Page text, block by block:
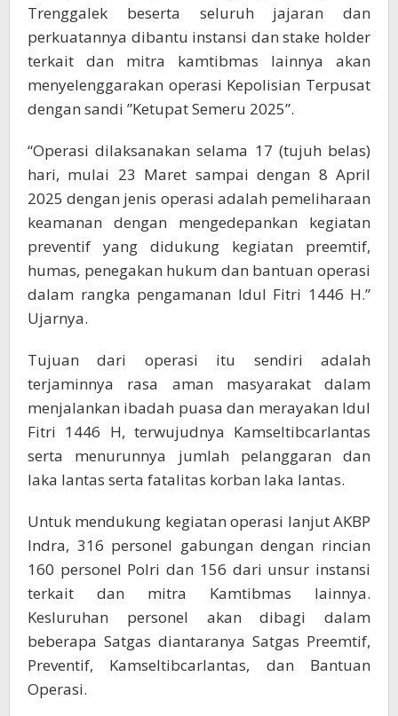
Trenggalek beserta seluruh jajaran dan
perkuatannya dibantu instansi dan stake holder
terkait dan mitra kamtibmas lainnya akan
menyelenggarakan operasi Kepolisian Terpusat
dengan sandi ”Ketupat Semeru 2025”.
“Operasi dilaksanakan selama 17 (tujuh belas)
hari, mulai 23 Maret sampai dengan 8 April
2025 dengan jenis operasi adalah pemeliharaan
keamanan dengan mengedepankan kegiatan
preventif yang didukung kegiatan preemtif,
humas, penegakan hukum dan bantuan operasi
dalam rangka pengamanan Idul Fitri 1446 H.”
Ujarnya.
Tujuan dari operasi itu sendiri adalah
terjaminnya rasa aman masyarakat dalam
menjalankan ibadah puasa dan merayakan Idul
Fitri 1446 H, terwujudnya Kamseltibcarlantas
serta menurunnya jumlah pelanggaran dan
laka lantas serta fatalitas korban laka lantas.
Untuk mendukung kegiatan operasi lanjut AKBP
Indra, 316 personel gabungan dengan rincian
160 personel Polri dan 156 dari unsur instansi
terkait dan mitra Kamtibmas lainnya.
Kesluruhan personel akan dibagi dalam
beberapa Satgas diantaranya Satgas Preemtif,
Preventif, Kamseltibcarlantas, dan Bantuan
Operasi.